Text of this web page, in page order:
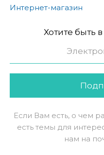
Интернет-магазин
Хотите быть
Если Вам есть, о чем
есть темы для
нам на